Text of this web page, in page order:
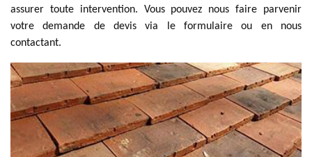
assurer toute intervention. Vous pouvez nous faire parvenir
votre demande de devis via le formulaire ou en nous
contactant.